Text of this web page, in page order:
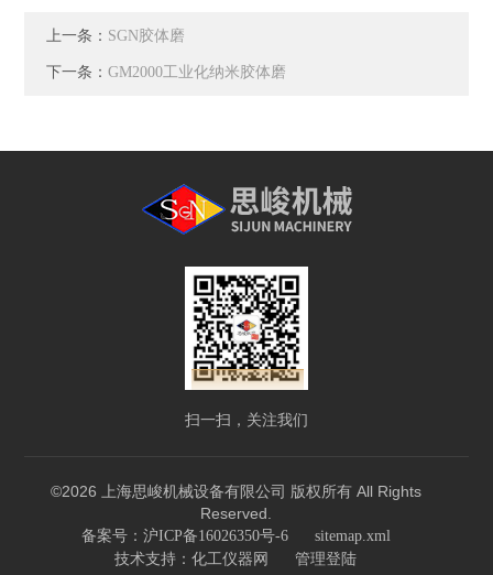
上一条： SGN胶体磨
下一条：GM2000工业化纳米胶体磨
扫一扫，关注我们
©2026 上海思峻机械设备有限公司 版权所有 All Rights
Reserved.
备案号：沪ICP备16026350号-6 sitemap.xml
技术支持： 化工仪器网 管理登陆